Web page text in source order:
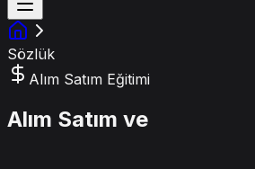
Sözlük
Alım Satım Eğitimi
Alım Satım ve